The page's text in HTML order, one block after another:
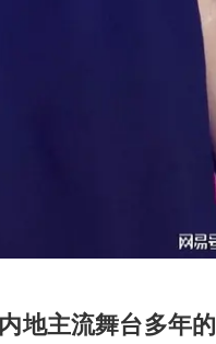
地主流舞台多年